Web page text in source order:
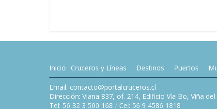
Inicio Cruceros y Líneas Destinos Puertos
Email: contacto@portalcruceros.cl
Dirección: Viana 837, of. 214, Edificio Vía Bo, Viña
Tel: 56 32 3 500 168 / Cel: 56 9 4586 1818